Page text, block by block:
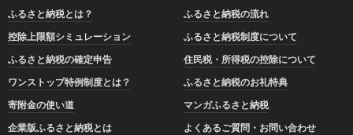
ふるさと納税とは？
ふるさと納税の流れ
控除上限額シミュレーション
ふるさと納税制度について
ふるさと納税の確定申告
住民税・所得税の控除について
ワンストップ特例制度とは？
ふるさと納税のお礼特典
寄附金の使い道
マンガふるさと納税
企業版ふるさと納税とは
よくあるご質問・お問い合わせ